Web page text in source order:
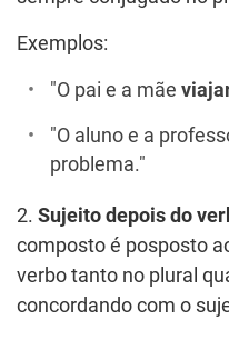
Exemplos:
"O pai e a mãe
"O aluno e a
problema."
2. Sujeito depois do
composto é posposto
verbo tanto no plural
concordando com o